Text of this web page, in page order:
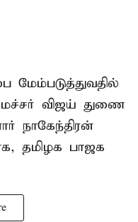
விஜய் துணை
நாகேந்திரன்
தமிழக பாஜக